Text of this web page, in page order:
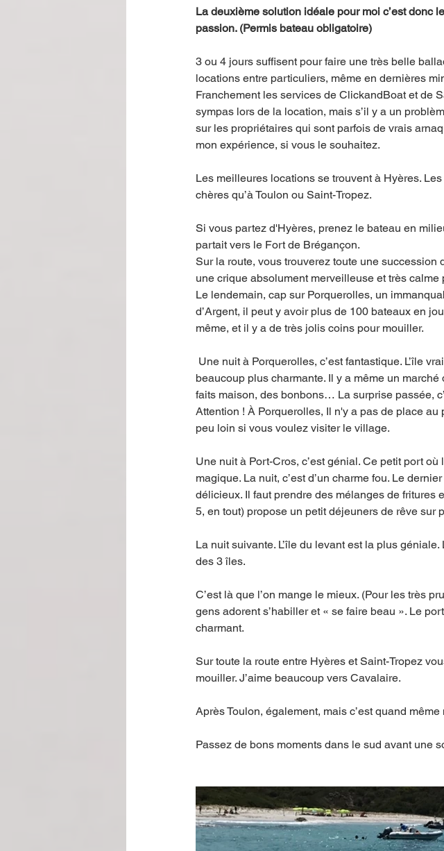
La deuxième solution idéale pour moi c’est donc
passion. (Permis bateau obligatoire)
3 ou 4 jours suffisent pour faire une très belle
locations entre particuliers, même en dernières
Franchement les services de ClickandBoat et de
sympas lors de la location, mais s’il y a un
sur les propriétaires qui sont parfois de vrais
mon expérience, si vous le souhaitez.
Les meilleures locations se trouvent à Hyères.
chères qu’à Toulon ou Saint-Tropez.
Si vous partez d'Hyères, prenez le bateau en
partait vers le Fort de Brégançon.
Sur la route, vous trouverez toute une
une crique absolument merveilleuse et très
Le lendemain, cap sur Porquerolles, un
d’Argent, il peut y avoir plus de 100 bateaux en
même, et il y a de très jolis coins pour mouiller.
beaucoup plus charmante. Il y a même un
faits maison, des bonbons… La surprise passée,
Attention ! À Porquerolles, Il n'y a pas de place au
peu loin si vous voulez visiter le village.
Une nuit à Port-Cros, c’est génial. Ce petit port
magique. La nuit, c’est d’un charme fou. Le
délicieux. Il faut prendre des mélanges de fritures
5, en tout) propose un petit déjeuners de rêve sur
La nuit suivante. L’île du levant est la plus
des 3 îles.
C’est là que l’on mange le mieux. (Pour les très
gens adorent s’habiller et « se faire beau ». Le
charmant.
Sur toute la route entre Hyères et Saint-Tropez
mouiller. J’aime beaucoup vers Cavalaire.
Après Toulon, également, mais c’est quand
Passez de bons moments dans le sud avant une